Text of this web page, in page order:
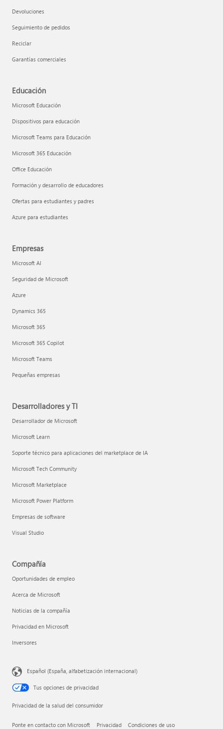
Devoluciones
Seguimiento de pedidos
Reciclar
Garantías comerciales
Educación
Microsoft Educación
Dispositivos para educación
Microsoft Teams para Educación
Microsoft 365 Educación
Office Educación
Formación y desarrollo de educadores
Ofertas para estudiantes y padres
Azure para estudiantes
Empresas
Microsoft AI
Seguridad de Microsoft
Azure
Dynamics 365
Microsoft 365
Microsoft 365 Copilot
Microsoft Teams
Pequeñas empresas
Desarrolladores y TI
Desarrollador de Microsoft
Microsoft Learn
Soporte técnico para aplicaciones del marketplace de IA
Microsoft Tech Community
Microsoft Marketplace
Microsoft Power Platform
Empresas de software
Visual Studio
Compañía
Oportunidades de empleo
Acerca de Microsoft
Noticias de la compañía
Privacidad en Microsoft
Inversores
Español (España, alfabetización internacional)
Tus opciones de privacidad
Privacidad de la salud del consumidor
Ponte en contacto con Microsoft Privacidad Condiciones de uso